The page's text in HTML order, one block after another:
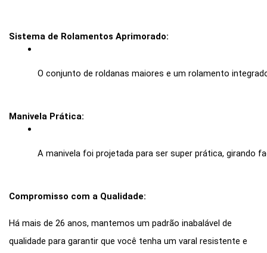
Sistema de Rolamentos Aprimorado:
O conjunto de roldanas maiores e um rolamento
Manivela Prática:
A manivela foi projetada para ser super prática, girando
Compromisso com a Qualidade:
Há mais de 26 anos, mantemos um padrão inabalável de
qualidade para garantir que você tenha um varal resistente e